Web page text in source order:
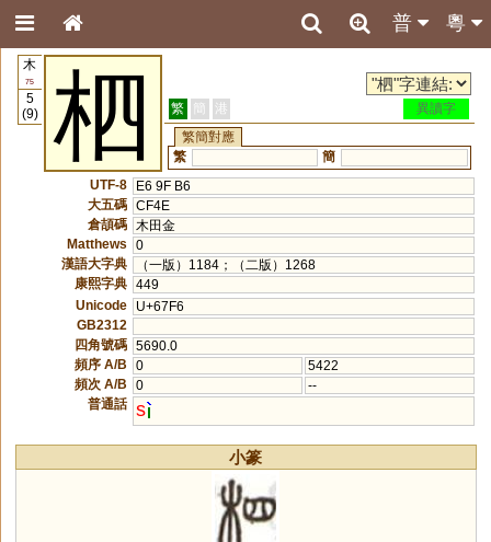
粵
普
木
75
5
(9)
柶 繁 簡 港
異讀字
繁簡對應
繁
簡
UTF-8
E6 9F B6
大五碼 CF4E
倉頡碼
木田金
Matthews
0
漢語大字典
（一版）1184；（二版）1268
康熙字典 449
Unicode
U+67F6
GB2312
四角號碼 5690.0
頻序 A/B
0
5422
頻次 A/B
0
--
普通話 s
小篆